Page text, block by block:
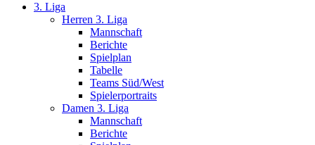
3. Liga
Herren 3. Liga
Mannschaft
Berichte
Spielplan
Tabelle
Teams Süd/West
Spielerportraits
Damen 3. Liga
Mannschaft
Berichte